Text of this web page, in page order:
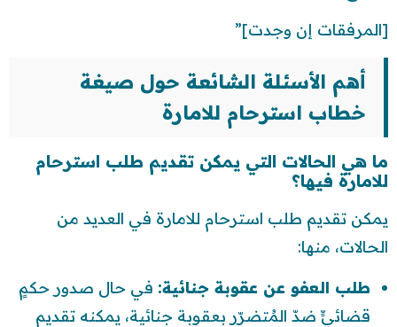
[المرفقات إن وجدت]”
أهم الأسئلة الشائعة حول صيغة
خطاب استرحام للامارة
ما هي الحالات التي يمكن تقديم طلب استرحام
للامارة فيها؟
يمكن تقديم طلب استرحام للامارة في العديد من
الحالات، منها:
طلب العفو عن عقوبة جنائية: في حال صدور حكمٍ
قضائيٍّ ضدّ المُتضرّر بعقوبة جنائية، يمكنه تقديم